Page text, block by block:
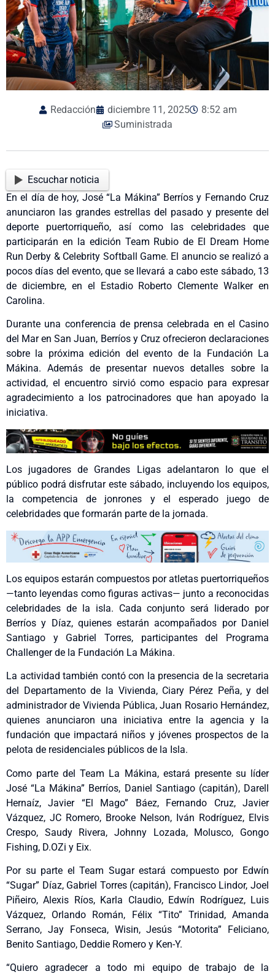
Redacción diciembre 11, 2025
8:52 am
Suministrada
Escuchar noticia
En el día de hoy, José “La Mákina” Berríos y Fernando Cruz
anunciaron las grandes estrellas del pasado y presente del
deporte puertorriqueño, así como las celebridades que
participarán en la edición Team Rubio de El Dream Home
Run Derby & Celebrity Softball Game. El anuncio se realizó a
pocos días del evento, que se llevará a cabo este sábado, 13
de diciembre, en el Estadio Roberto Clemente Walker en
Carolina.
Durante una conferencia de prensa celebrada en el Casino
del Mar en San Juan, Berríos y Cruz ofrecieron declaraciones
sobre la próxima edición del evento de la Fundación La
Mákina. Además de presentar nuevos detalles sobre la
actividad, el encuentro sirvió como espacio para expresar
agradecimiento a los patrocinadores que han apoyado la
iniciativa.
Los jugadores de Grandes Ligas adelantaron lo que el
público podrá disfrutar este sábado, incluyendo los equipos,
la competencia de jonrones y el esperado juego de
celebridades que formarán parte de la jornada.
Los equipos estarán compuestos por atletas puertorriqueños
—tanto leyendas como figuras activas— junto a reconocidas
celebridades de la isla. Cada conjunto será liderado por
Berríos y Díaz, quienes estarán acompañados por Daniel
Santiago y Gabriel Torres, participantes del Programa
Challenger de la Fundación La Mákina.
La actividad también contó con la presencia de la secretaria
del Departamento de la Vivienda, Ciary Pérez Peña, y del
administrador de Vivienda Pública, Juan Rosario Hernández,
quienes anunciaron una iniciativa entre la agencia y la
fundación que impactará niños y jóvenes prospectos de la
pelota de residenciales públicos de la Isla.
Como parte del Team La Mákina, estará presente su líder
José “La Mákina” Berríos, Daniel Santiago (capitán), Darell
Hernaíz, Javier “El Mago” Báez, Fernando Cruz, Javier
Vázquez, JC Romero, Brooke Nelson, Iván Rodríguez, Elvis
Crespo, Saudy Rivera, Johnny Lozada, Molusco, Gongo
Fishing, D.OZi y Eix.
Por su parte el Team Sugar estará compuesto por Edwín
“Sugar” Díaz, Gabriel Torres (capitán), Francisco Lindor, Joel
Piñeiro, Alexis Ríos, Karla Claudio, Edwín Rodríguez, Luis
Vázquez, Orlando Román, Félix “Tito” Trinidad, Amanda
Serrano, Jay Fonseca, Wisin, Jesús “Motorita” Feliciano,
Benito Santiago, Deddie Romero y Ken-Y.
“Quiero agradecer a todo mi equipo de trabajo de la